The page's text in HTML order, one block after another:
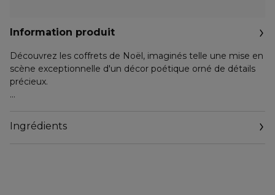
Information produit
Découvrez les coffrets de Noël, imaginés telle une mise en
scène exceptionnelle d'un décor poétique orné de détails
précieux.
- L'Eau de Toilette Aqua Allegoria Mandarine Basilic (125 ml
Ingrédients